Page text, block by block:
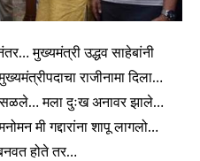
मुख्यमंत्री उद्धव साहेबांनी
राजीनामा दिला…
मला दुःख अनावर झाले…
मी गद्दारांना शापू लागलो…
होते तर…